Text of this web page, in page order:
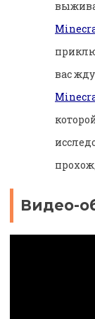
вас
Видео-